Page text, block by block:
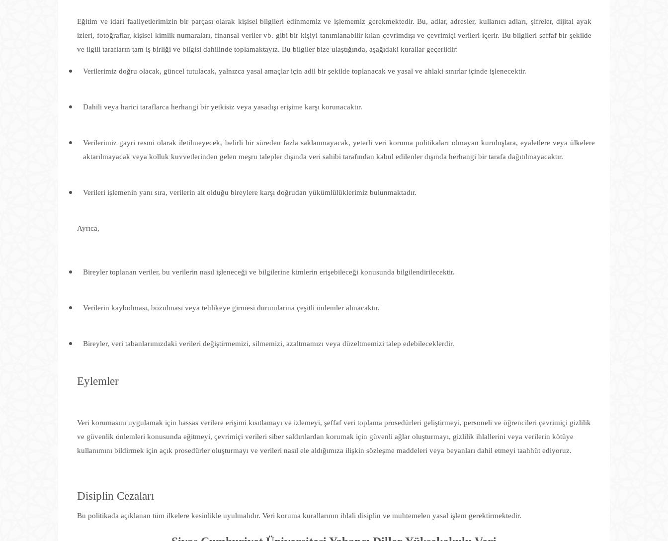
Eğitim ve idari faaliyetlerimizin bir parçası olarak kişisel bilgileri edinmemiz ve işlememiz gerekmektedir. Bu, adlar, adresler, kullanıcı adları, şifreler, dijital ayak
izleri, fotoğraflar, kişisel kimlik numaraları, finansal veriler vb. gibi bir kişiyi tanımlanabilir kılan çevrimdışı ve çevrimiçi verileri içerir. Bu bilgileri şeffaf bir şekilde
ve ilgili tarafların tam iş birliği ve bilgisi dahilinde toplamaktayız. Bu bilgiler bize ulaştığında, aşağıdaki kurallar geçerlidir:
Verilerimiz doğru olacak, güncel tutulacak, yalnızca yasal amaçlar için adil bir şekilde toplanacak ve yasal ve ahlaki sınırlar içinde işlenecektir.
Dahili veya harici taraflarca herhangi bir yetkisiz veya yasadışı erişime karşı korunacaktır.
Verilerimiz gayri resmi olarak iletilmeyecek, belirli bir süreden fazla saklanmayacak, yeterli veri koruma politikaları olmayan kuruluşlara, eyaletlere veya ülkelere
aktarılmayacak veya kolluk kuvvetlerinden gelen meşru talepler dışında veri sahibi tarafından kabul edilenler dışında herhangi bir tarafa dağıtılmayacaktır.
Verileri işlemenin yanı sıra, verilerin ait olduğu bireylere karşı doğrudan yükümlülüklerimiz bulunmaktadır.
Ayrıca,
Bireyler toplanan veriler, bu verilerin nasıl işleneceği ve bilgilerine kimlerin erişebileceği konusunda bilgilendirilecektir.
Verilerin kaybolması, bozulması veya tehlikeye girmesi durumlarına çeşitli önlemler alınacaktır.
Bireyler, veri tabanlarımızdaki verileri değiştirmemizi, silmemizi, azaltmamızı veya düzeltmemizi talep edebileceklerdir.
Eylemler
Veri korumasını uygulamak için hassas verilere erişimi kısıtlamayı ve izlemeyi, şeffaf veri toplama prosedürleri geliştirmeyi, personeli ve öğrencileri çevrimiçi gizlilik
ve güvenlik önlemleri konusunda eğitmeyi, çevrimiçi verileri siber saldırılardan korumak için güvenli ağlar oluşturmayı, gizlilik ihlallerini veya verilerin kötüye
kullanımını bildirmek için açık prosedürler oluşturmayı ve verileri nasıl ele aldığımıza ilişkin sözleşme maddeleri veya beyanları dahil etmeyi taahhüt ediyoruz.
Disiplin Cezaları
Bu politikada açıklanan tüm ilkelere kesinlikle uyulmalıdır. Veri koruma kurallarının ihlali disiplin ve muhtemelen yasal işlem gerektirmektedir.